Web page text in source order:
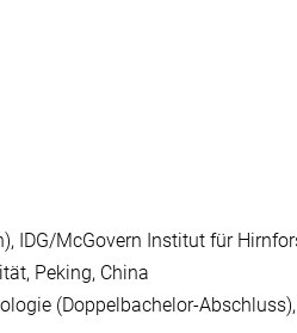
IDG/McGovern Institut für
Peking, China
(Doppelbachelor-